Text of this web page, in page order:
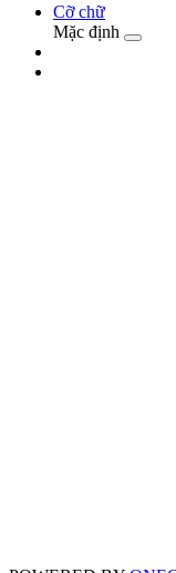
Cỡ chữ
Mặc định